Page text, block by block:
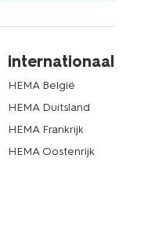
internationaal
HEMA België
HEMA Duitsland
HEMA Frankrijk
HEMA Oostenrijk